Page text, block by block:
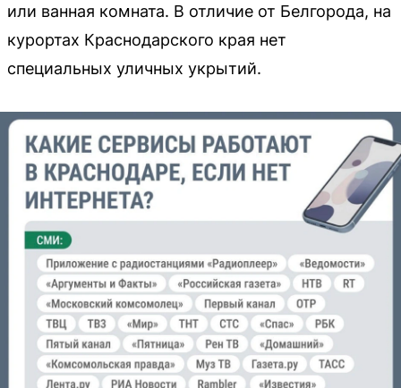
или ванная комната. В отличие от Белгорода, на
курортах Краснодарского края нет
специальных уличных укрытий.